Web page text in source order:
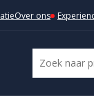
Over ons